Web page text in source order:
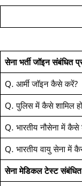
सेना भर्ती जॉइन संबंधित
Q. आर्मी जॉइन कैसे करें?
Q. पुलिस में कैसे शामिल हों
Q. भारतीय नौसेना में कैसे
Q. भारतीय वायु सेना में
सेना मेडिकल टेस्ट